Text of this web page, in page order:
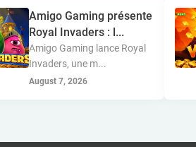
Amigo Gaming présente
Royal Invaders : l...
Amigo Gaming lance Royal
Invaders, une m...
August 7, 2026